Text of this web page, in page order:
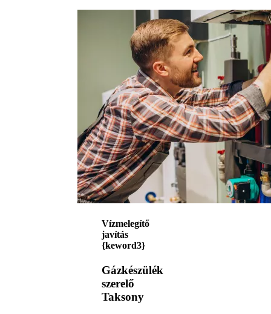
Vízmelegítő
javítás
{keword3}
Gázkészülék
szerelő
Taksony